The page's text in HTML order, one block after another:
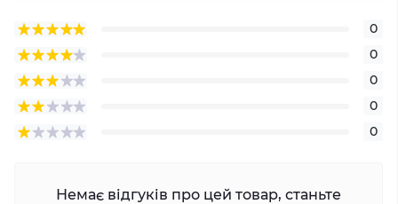
0
0
0
0
0
Немає відгуків про цей товар, станьте